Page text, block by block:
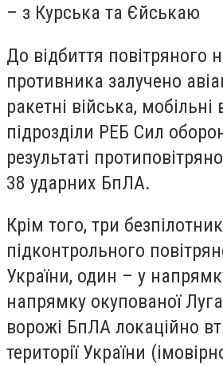
– з Курська та Єйськаю
До відбиття повітряного
противника залучено
ракетні війська, мобільні
підрозділи РЕБ Сил
результаті
38 ударних БпЛА.
Крім того, три
підконтрольного
України, один – у
напрямку окупованої
ворожі БпЛА локаційно
території України